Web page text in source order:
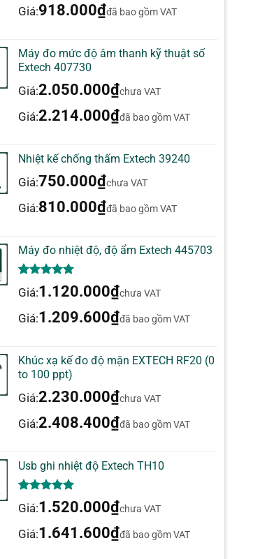
Giá:918.000₫đã bao gồm VAT
Máy đo mức độ âm thanh kỹ thuật số
Extech 407730
Giá:2.050.000₫chưa VAT
Giá:2.214.000₫đã bao gồm VAT
Nhiệt kế chống thấm Extech 39240
Giá:750.000₫chưa VAT
Giá:810.000₫đã bao gồm VAT
Máy đo nhiệt độ, độ ẩm Extech 445703
5.00 trên 5
dựa trên
Giá:1.120.000₫chưa VAT
Giá:1.209.600₫đã bao gồm VAT
Khúc xạ kế đo độ mặn EXTECH RF20 (0
to 100 ppt)
Giá:2.230.000₫chưa VAT
Giá:2.408.400₫đã bao gồm VAT
Usb ghi nhiệt độ Extech TH10
5.00 trên 5
dựa trên
Giá:1.520.000₫chưa VAT
Giá:1.641.600₫đã bao gồm VAT